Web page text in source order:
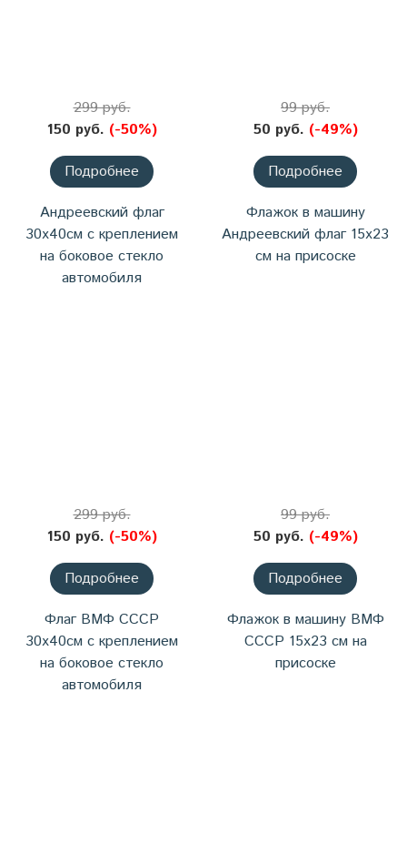
299 руб.
150 руб. (-50%)
Подробнее
Андреевский флаг
30х40см с креплением
на боковое стекло
автомобиля
99 руб.
50 руб. (-49%)
Подробнее
Флажок в машину
Андреевский флаг 15х23
см на присоске
299 руб.
150 руб. (-50%)
Подробнее
Флаг ВМФ СССР
30х40см с креплением
на боковое стекло
автомобиля
99 руб.
50 руб. (-49%)
Подробнее
Флажок в машину ВМФ
СССР 15х23 см на
присоске